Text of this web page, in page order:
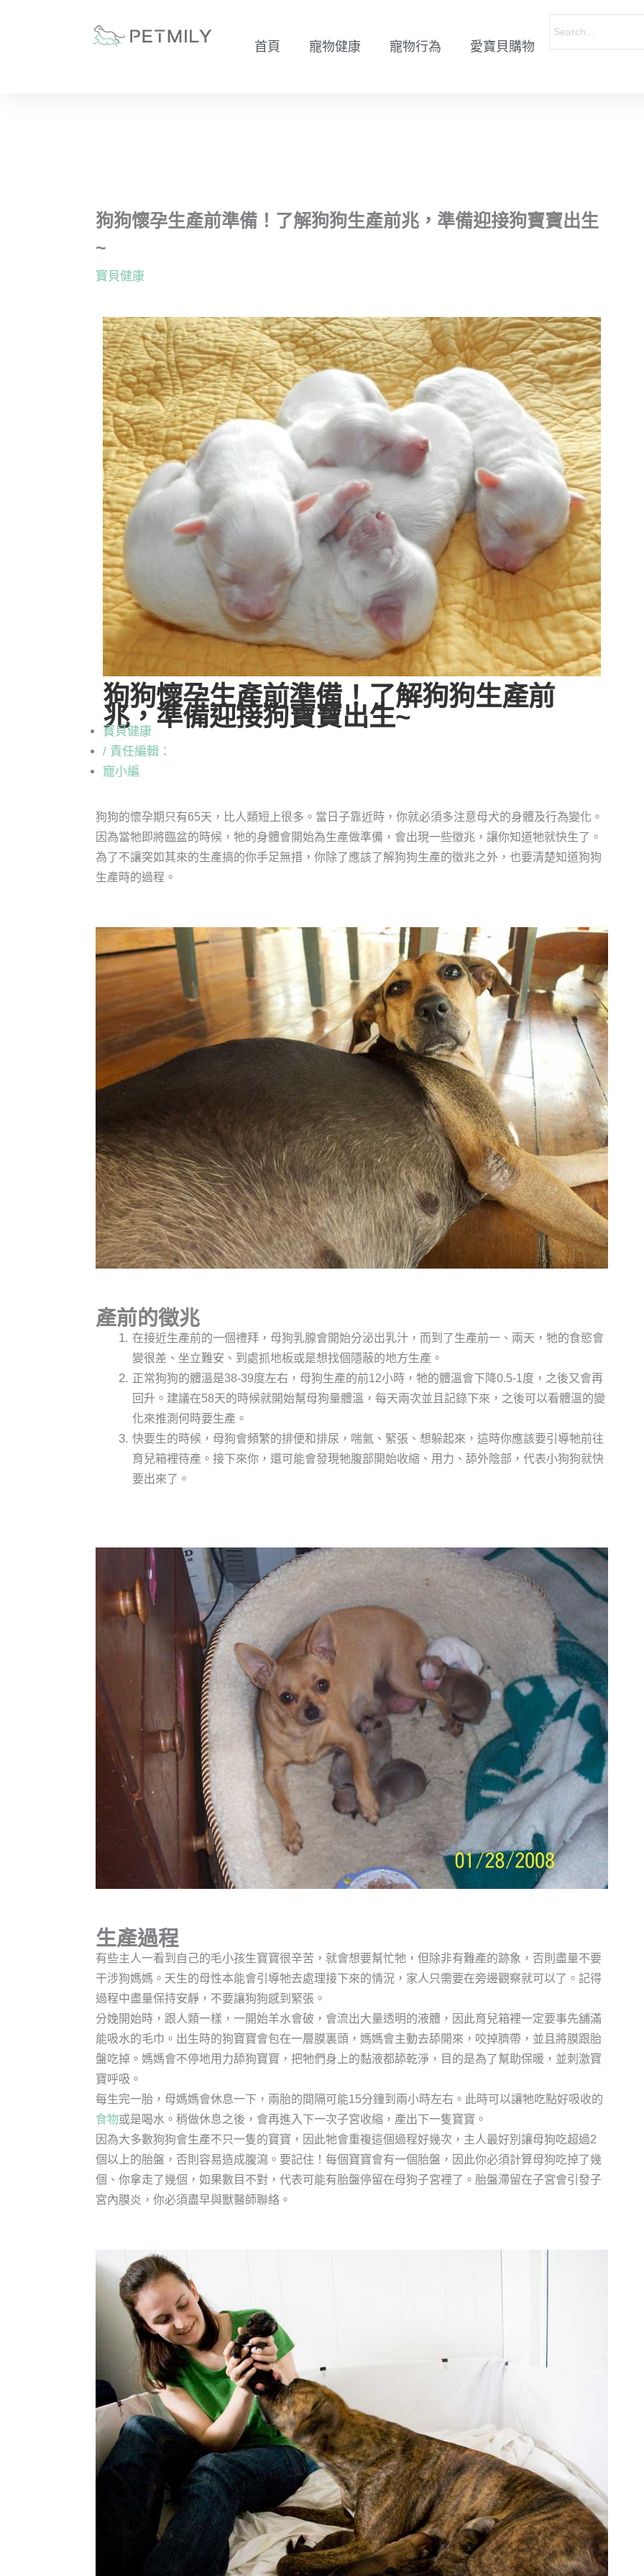
首頁 寵物健康 寵物行為 愛寶貝購物
狗狗懷孕生產前準備！了解狗狗生產前兆，準備迎接狗寶寶出生
~
寶貝健康
狗狗懷孕生產前準備！了解狗狗生產前
兆，準備迎接狗寶寶出生~
寶貝健康
/ 責任編輯：
寵小編
狗狗的懷孕期只有65天，比人類短上很多。當日子靠近時，你就必須多注意母犬的身體及行為變化。
因為當牠即將臨盆的時候，牠的身體會開始為生產做準備，會出現一些徵兆，讓你知道牠就快生了。
為了不讓突如其來的生產搞的你手足無措，你除了應該了解狗狗生產的徵兆之外，也要清楚知道狗狗
生產時的過程。
產前的徵兆
在接近生產前的一個禮拜，母狗乳腺會開始分泌出乳汁，而到了生產前一、兩天，牠的食慾會
變很差、坐立難安、到處抓地板或是想找個隱蔽的地方生產。
正常狗狗的體溫是38-39度左右，母狗生產的前12小時，牠的體溫會下降0.5-1度，之後又會再
回升。建議在58天的時候就開始幫母狗量體溫，每天兩次並且記錄下來，之後可以看體溫的變
化來推測何時要生產。
快要生的時候，母狗會頻繁的排便和排尿，喘氣、緊張、想躲起來，這時你應該要引導牠前往
育兒箱裡待產。接下來你，還可能會發現牠腹部開始收縮、用力、舔外陰部，代表小狗狗就快
要出來了。
生產過程
有些主人一看到自己的毛小孩生寶寶很辛苦，就會想要幫忙牠，但除非有難產的跡象，否則盡量不要
干涉狗媽媽。天生的母性本能會引導牠去處理接下來的情況，家人只需要在旁邊觀察就可以了。記得
過程中盡量保持安靜，不要讓狗狗感到緊張。
分娩開始時，跟人類一樣，一開始羊水會破，會流出大量透明的液體，因此育兒箱裡一定要事先舖滿
能吸水的毛巾。出生時的狗寶寶會包在一層膜裏頭，媽媽會主動去舔開來，咬掉臍帶，並且將膜跟胎
盤吃掉。媽媽會不停地用力舔狗寶寶，把牠們身上的黏液都舔乾淨，目的是為了幫助保暖，並刺激寶
寶呼吸。
每生完一胎，母媽媽會休息一下，兩胎的間隔可能15分鐘到兩小時左右。此時可以讓牠吃點好吸收的
食物或是喝水。稍做休息之後，會再進入下一次子宮收縮，產出下一隻寶寶。
因為大多數狗狗會生產不只一隻的寶寶，因此牠會重複這個過程好幾次，主人最好別讓母狗吃超過2
個以上的胎盤，否則容易造成腹瀉。要記住！每個寶寶會有一個胎盤，因此你必須計算母狗吃掉了幾
個、你拿走了幾個，如果數目不對，代表可能有胎盤停留在母狗子宮裡了。胎盤滯留在子宮會引發子
宮內膜炎，你必須盡早與獸醫師聯絡。